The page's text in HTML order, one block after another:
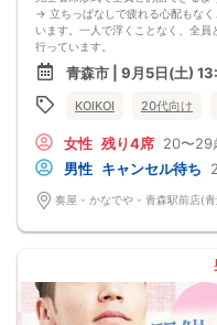
→ 立ちっぱなしで疲れる心配もな
います。一人で浮くことなく、全
行っています。
会話を盛り上げるプロフィールシー
→ 趣味や好みからスムーズに会話
く、共通の話題で盛り上がれます。
自然なつながりをサポートするマ
返却されるので安心です。
■最少催行人数
男女2対2
■中止判断タイミング
前日20時、または開催6時間前の時
→ お酒が飲めない方にはソフトド
青森市 | 9月5日(土)
KOIKOI 20代向け
女性 残り4席 20〜29
男性 キャンセル待ち